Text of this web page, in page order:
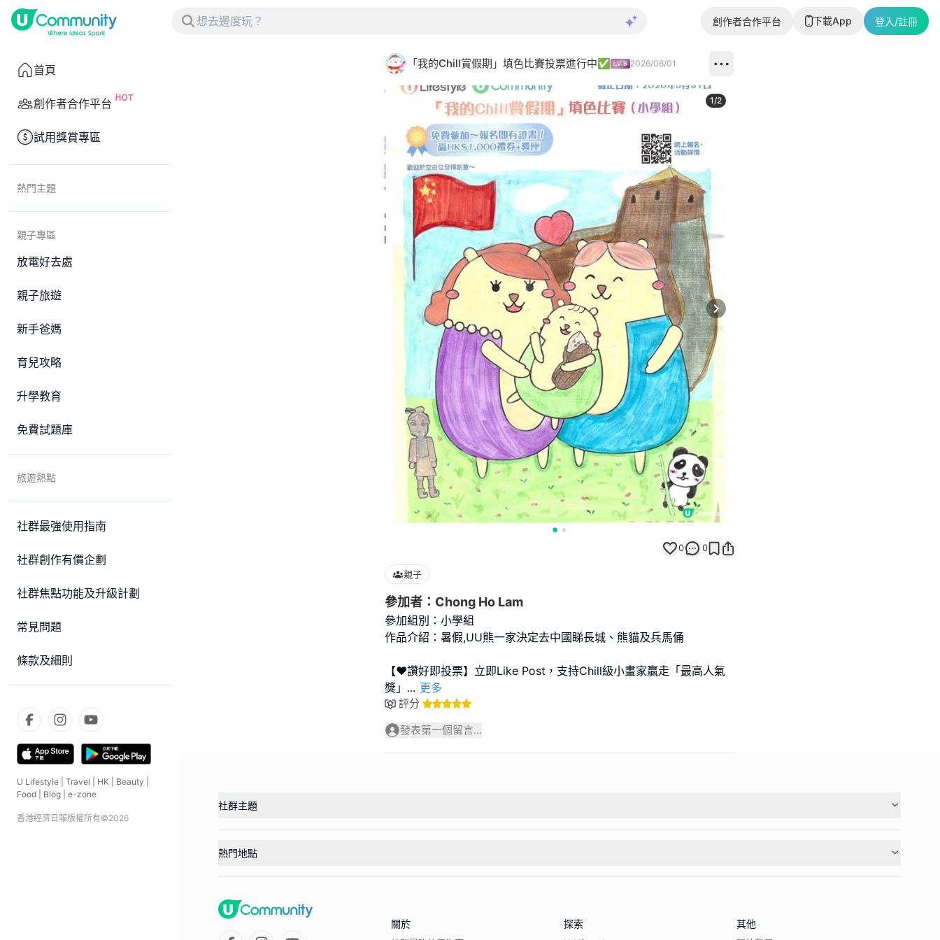
創作者合作平台 下載App 登入/註冊
首頁
創作者合作平台
試用獎賞專區
熱門主題
親子專區
放電好去處
親子旅遊
新手爸媽
育兒攻略
升學教育
免費試題庫
旅遊熱點
社群最強使用指南
社群創作有價企劃
社群焦點功能及升級計劃
常見問題
條款及細則
U Lifestyle Travel HK Beauty
Food
Blog e-zone
香港經濟日報版權所有©2026
「我的Chill賞假期」填色比賽投票進行中✅ 2026/06/01
Next slide
1/2
0 0
親子
參加者：Chong Ho Lam
參加組別：小學組
作品介紹：暑假,UU熊一家決定去中國睇長城、熊貓及兵馬俑
【❤️讚好即投票】立即Like Post，支持Chill級小畫家贏走「最高人氣
獎」 ... 更多
評分
發表第一個留言...
社群主題
熱門地點
關於 探索 其他